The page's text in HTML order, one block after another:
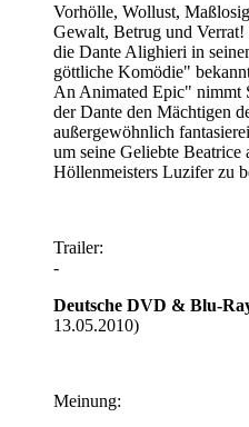
Vorhölle, Wollust,
Gewalt, Betrug und
die Dante Alighieri in
göttliche Komödie"
An Animated Epic" nimmt
der Dante den Mächtigen
außergewöhnlich
um seine Geliebte Beatrice
Höllenmeisters Luzifer zu
Trailer:
-
Deutsche DVD & Blu-
13.05.2010)
Meinung: